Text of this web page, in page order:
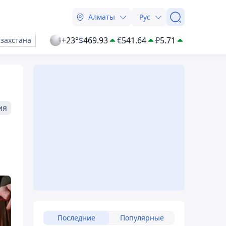
Алматы Рус
+23°$469.93 €541.64 ₽5.71
Последние Популярные